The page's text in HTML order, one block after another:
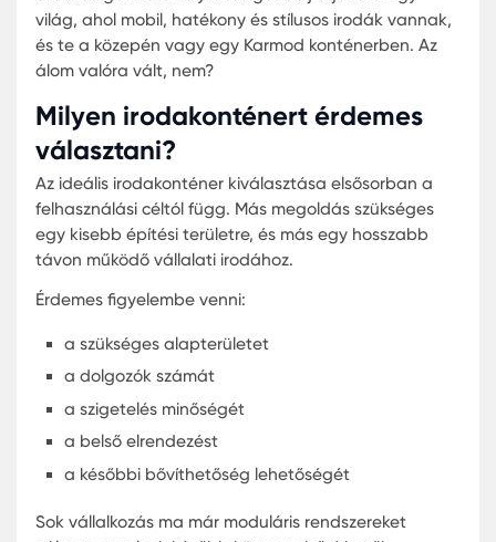
De vajon melyik a jobb? Vásárolni vagy bérelni?
Mennyit érdemes költeni? És mi a helyzet a
válasz egyszerű: Minden a szükségleteidtől és
költségvetésedtől függ. De egy dolog biztos: ha
Karmodot választasz, nem fogsz csalódni.
Szóval, ha még mindig a falhoz vagy támasztva
irodai konténer megvásárlása vagy bérlése
csak lélegezz be mélyen és gondolj a jövőre. Egy
és te a közepén vagy egy Karmod konténerben.